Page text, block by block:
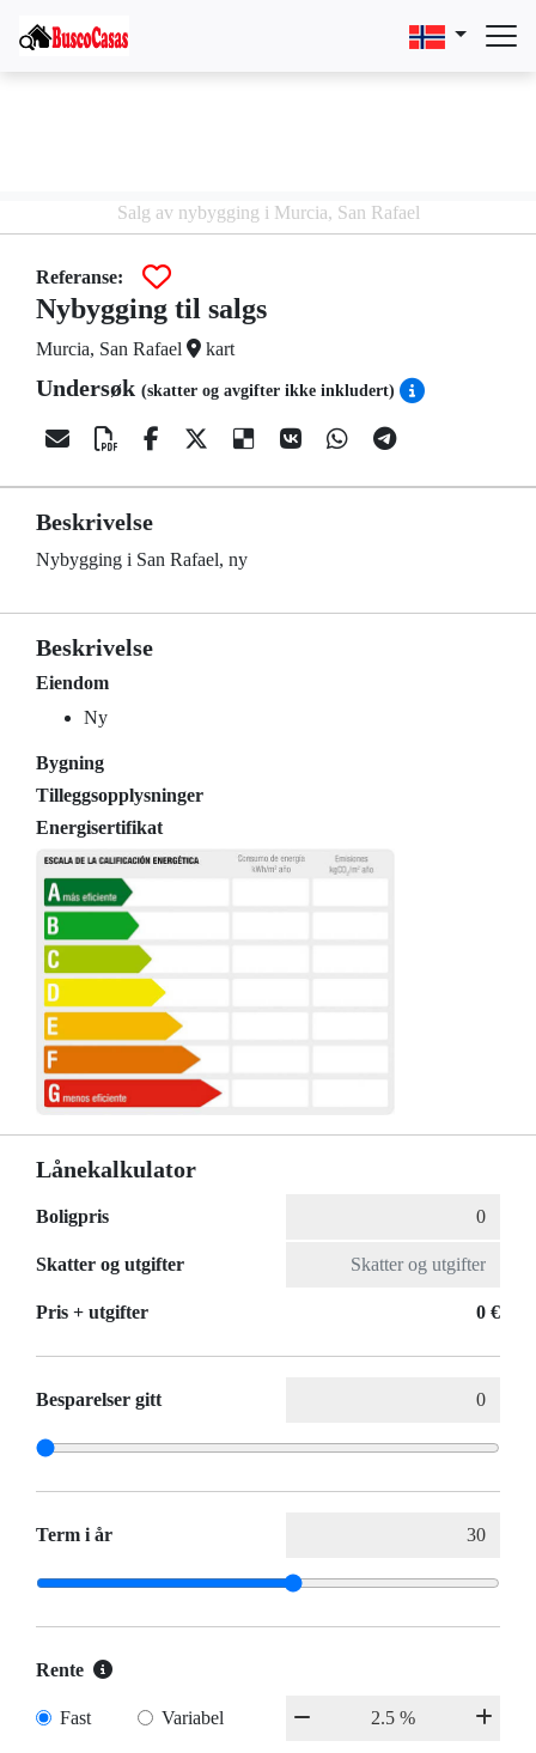
Salg av nybygging i Murcia, San Rafael
Referanse:
Nybygging til salgs
Murcia, San Rafael kart
Undersøk (skatter og avgifter ikke inkludert)
Beskrivelse
Nybygging i San Rafael, ny
Beskrivelse
Eiendom
Ny
Bygning
Tilleggsopplysninger
Energisertifikat
Lånekalkulator
Boligpris
Skatter og utgifter
Pris + utgifter 0 €
Besparelser gitt
Term i år
Rente
Fast Variabel